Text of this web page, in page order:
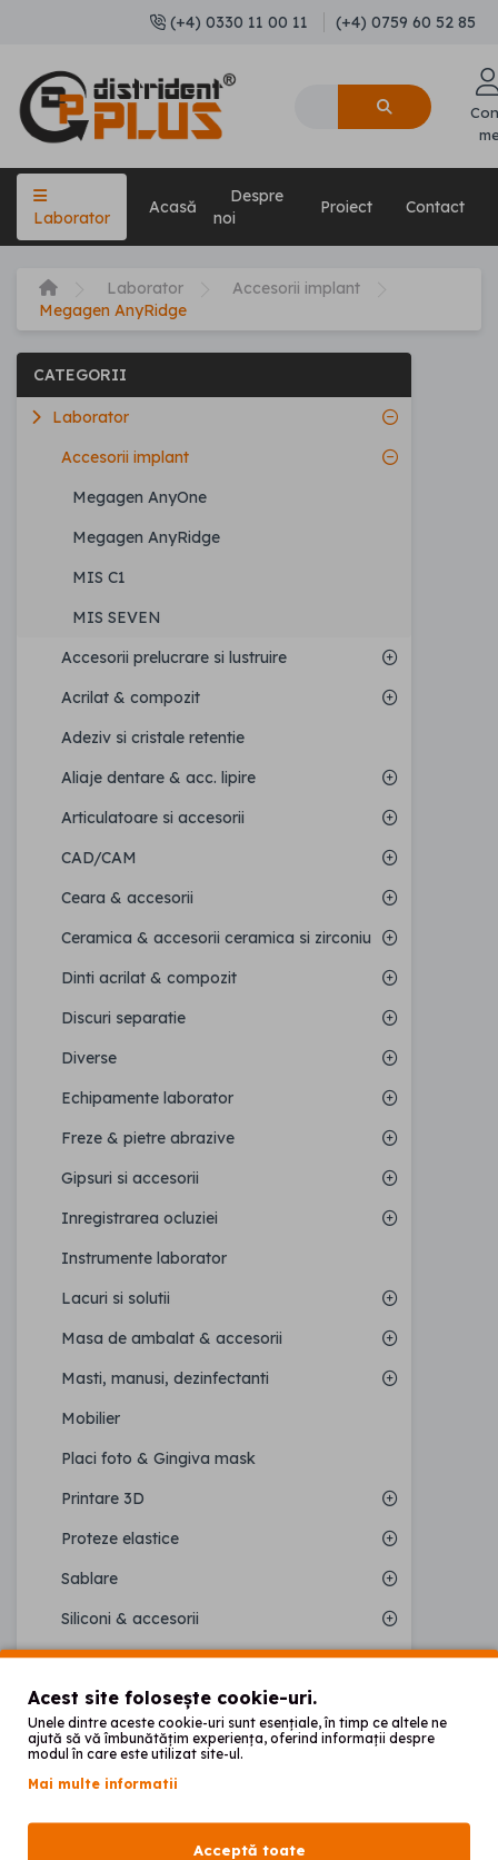
(+4) 0330 11 00 11 (+4) 0759 60 52 85
Laborator
Acasă
Despre
noi
Proiect Contact
Laborator
Accesorii implant
Megagen AnyRidge
CATEGORII
Laborator
Accesorii implant
Megagen AnyOne
Megagen AnyRidge
MIS C1
MIS SEVEN
Accesorii prelucrare si lustruire
Acrilat & compozit
Adeziv si cristale retentie
Aliaje dentare & acc. lipire
Articulatoare si accesorii
CAD/CAM
Ceara & accesorii
Ceramica & accesorii ceramica si zirconiu
Dinti acrilat & compozit
Discuri separatie
Diverse
Echipamente laborator
Freze & pietre abrazive
Gipsuri si accesorii
Inregistrarea ocluziei
Instrumente laborator
Lacuri si solutii
Masa de ambalat & accesorii
Masti, manusi, dezinfectanti
Mobilier
Placi foto & Gingiva mask
Printare 3D
Proteze elastice
Sablare
Siliconi & accesorii
Sisteme de ancorare
MEGAGEN ANYRIDGE
Acest site folosește cookie-uri.
Unele dintre aceste cookie-uri sunt esențiale, în timp ce altele ne
ajută să vă îmbunătățim experiența, oferind informații despre
modul în care este utilizat site-ul.
Mai multe informatii
Acceptă toate